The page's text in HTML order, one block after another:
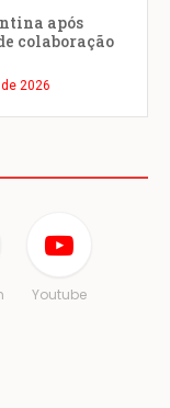
após
colaboração
2026
Youtube